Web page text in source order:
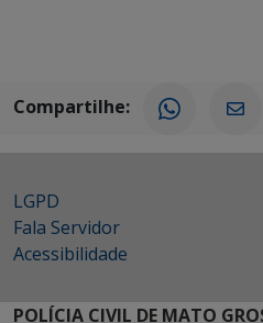
Compartilhe:
LGPD
Fala Servidor
Acessibilidade
POLÍCIA CIVIL DE MATO